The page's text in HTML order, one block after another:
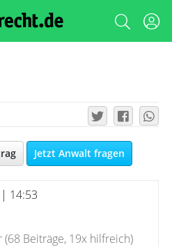
Jetzt Anwalt fragen
14:53
(68 Beiträge, 19x hilfreich)